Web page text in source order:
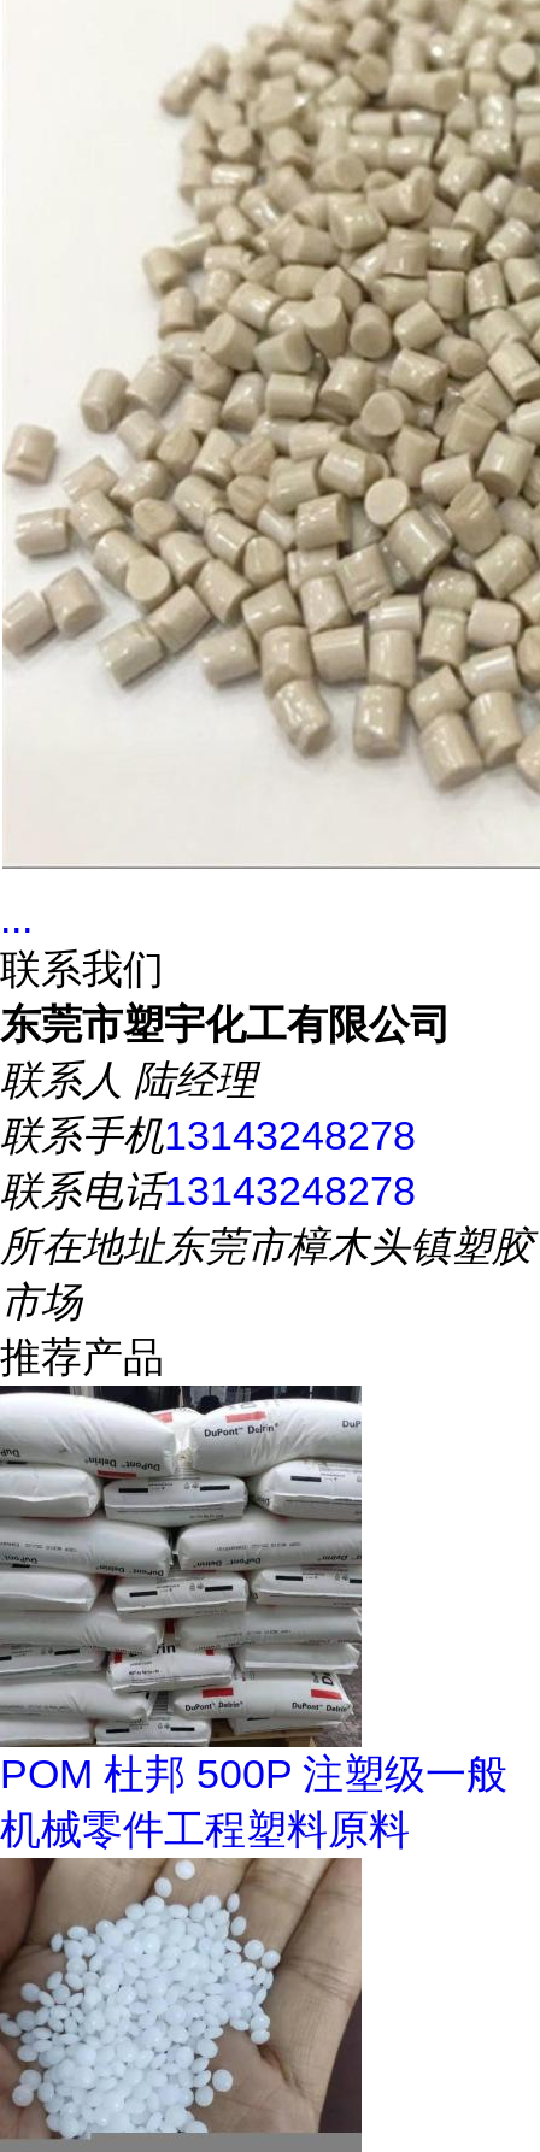
...
联系我们
东莞市塑宇化工有限公司
联系人 陆经理
联系手机13143248278
联系电话13143248278
所在地址东莞市樟木头镇塑胶
市场
推荐产品
POM 杜邦 500P 注塑级一般
机械零件工程塑料原料